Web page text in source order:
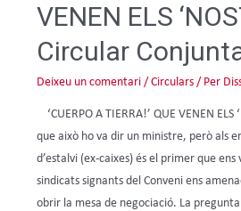
VENEN ELS
Circular
Deixeu un comentari /Circulars / Per
‘CUERPO A TIERRA!’ QUE VENEN ELS
que això ho va dir un ministre, però als
d’estalvi (ex-caixes) és el primer que ens
sindicats signants del Conveni ens
obrir la mesa de negociació. La